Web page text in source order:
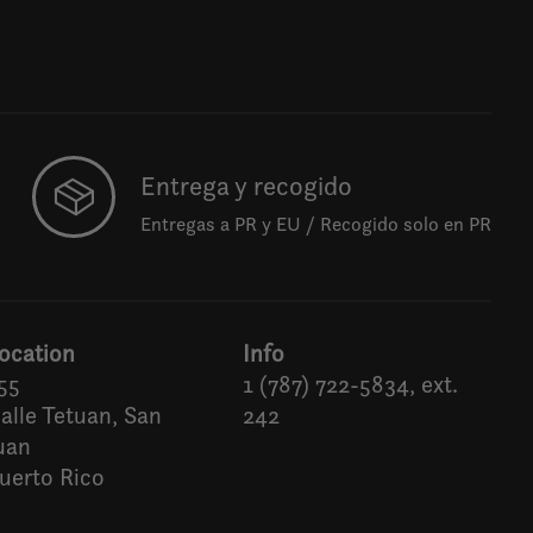
Entrega y recogido
Entregas a PR y EU / Recogido solo en PR
Tetuan, San
Rico
Info
1 (787) 722-5834, ext.
242